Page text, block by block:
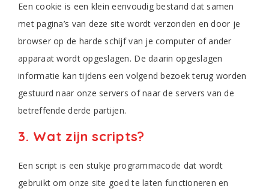
Een cookie is een klein eenvoudig bestand dat samen
met pagina’s van deze site wordt verzonden en door je
browser op de harde schijf van je computer of ander
apparaat wordt opgeslagen. De daarin opgeslagen
informatie kan tijdens een volgend bezoek terug worden
gestuurd naar onze servers of naar de servers van de
betreffende derde partijen.
3. Wat zijn scripts?
Een script is een stukje programmacode dat wordt
gebruikt om onze site goed te laten functioneren en